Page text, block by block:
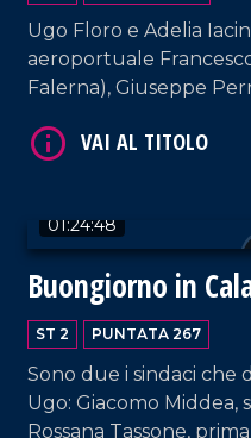
Ugo Floro e Adelia
aeroportuale
Falerna), Giuseppe
Mariateresa Fragomeni
01:24:48
Buongiorno in
ST 2 PUNTATA 267
Sono due i sindaci che
Ugo: Giacomo Middea,
Rossana Tassone,
VAI AL TITOLO
VAI AL TITOLO